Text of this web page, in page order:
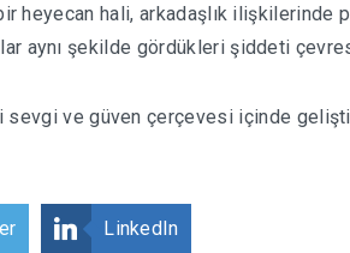
heyecan hali, arkadaşlık ilişkilerinde
aynı şekilde gördükleri şiddeti
sevgi ve güven çerçevesi içinde
LinkedIn